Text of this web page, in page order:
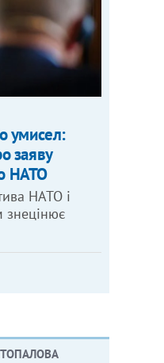
умисел:
заяву
НАТО
НАТО і
знецінює
ТОПАЛОВА